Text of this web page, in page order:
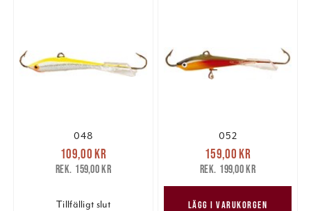
048
Nuvarande pris
109,00 krTidigare pris
159,00 kr
109,00 kr
159,00 kr
Tillfälligt slut
052
Nuvarande pris
159,00 krTidigare pris
199,00 kr
159,00 kr
199,00 kr
LÄGG I VARUKORGEN